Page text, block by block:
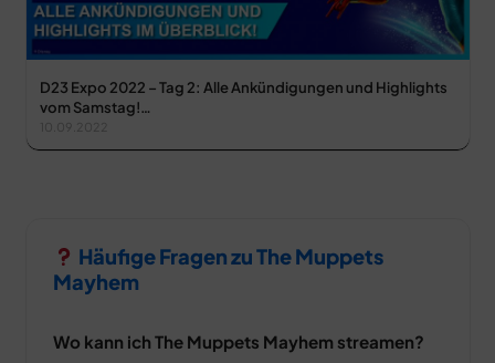
D23 Expo 2022 – Tag 2: Alle Ankündigungen und Highlights
vom Samstag!…
10.09.2022
Häufige Fragen zu The Muppets
Mayhem
Wo kann ich The Muppets Mayhem streamen?